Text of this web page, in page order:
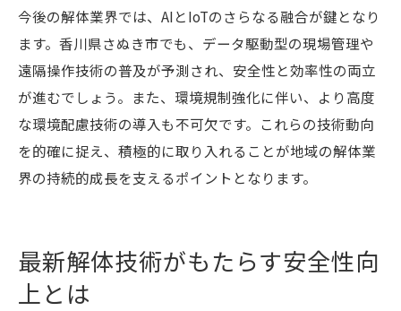
作業時間短縮に寄与する解体プロセス改革
効率重視の解体現場で導入される工夫と技
香川県さぬき市の解体業界が目指す生産性
向上
人手不足解消に貢献する自動化解体の成果
持続可能な社会実現に向けた解体技術の重
要性
今後の解体業界では、AIとIoTのさらなる融合が鍵となり
ます。香川県さぬき市でも、データ駆動型の現場管理や
遠隔操作技術の普及が予測され、安全性と効率性の両立
が進むでしょう。また、環境規制強化に伴い、より高度
な環境配慮技術の導入も不可欠です。これらの技術動向
を的確に捉え、積極的に取り入れることが地域の解体業
界の持続的成長を支えるポイントとなります。
最新解体技術がもたらす安全性向
上とは